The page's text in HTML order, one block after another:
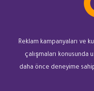
Reklam kampanyaları ve
çalışmaları konusunda
daha önce deneyime